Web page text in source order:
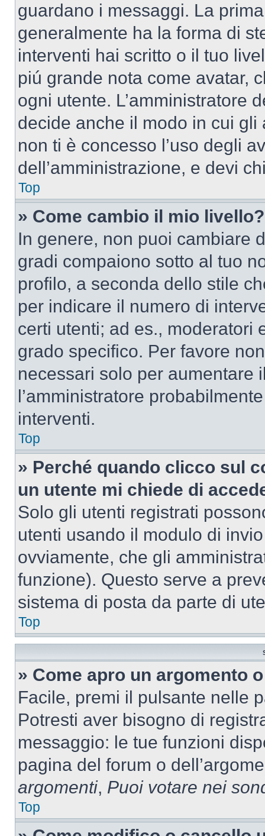
guardano i messaggi. La
generalmente ha la forma di
interventi hai scritto o il tuo
piú grande nota come avatar,
ogni utente. L’amministratore
decide anche il modo in cui
non ti è concesso l’uso degli
dell’amministrazione, e devi
Top
» Come cambio il mio livello?
In genere, non puoi cambiare
gradi compaiono sotto al tuo
profilo, a seconda dello stile
per indicare il numero di
certi utenti; ad es., moderatori
grado specifico. Per favore
necessari solo per aumentare
l’amministratore
interventi.
Top
» Perché quando clicco sul
un utente mi chiede di
Solo gli utenti registrati
utenti usando il modulo di
ovviamente, che gli
funzione). Questo serve a
sistema di posta da parte di
Top
» Come apro un argomento
Facile, premi il pulsante nelle
Potresti aver bisogno di
messaggio: le tue funzioni
pagina del forum o
argomenti, Puoi votare nei
Top